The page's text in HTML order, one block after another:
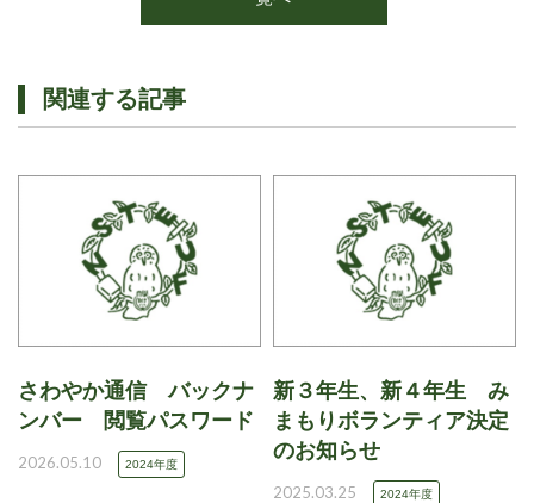
関連する記事
さわやか通信 バックナ
ンバー 閲覧パスワード
2026.05.10 2024年度
新３年生、新４年生 み
まもりボランティア決定
のお知らせ
2025.03.25 2024年度